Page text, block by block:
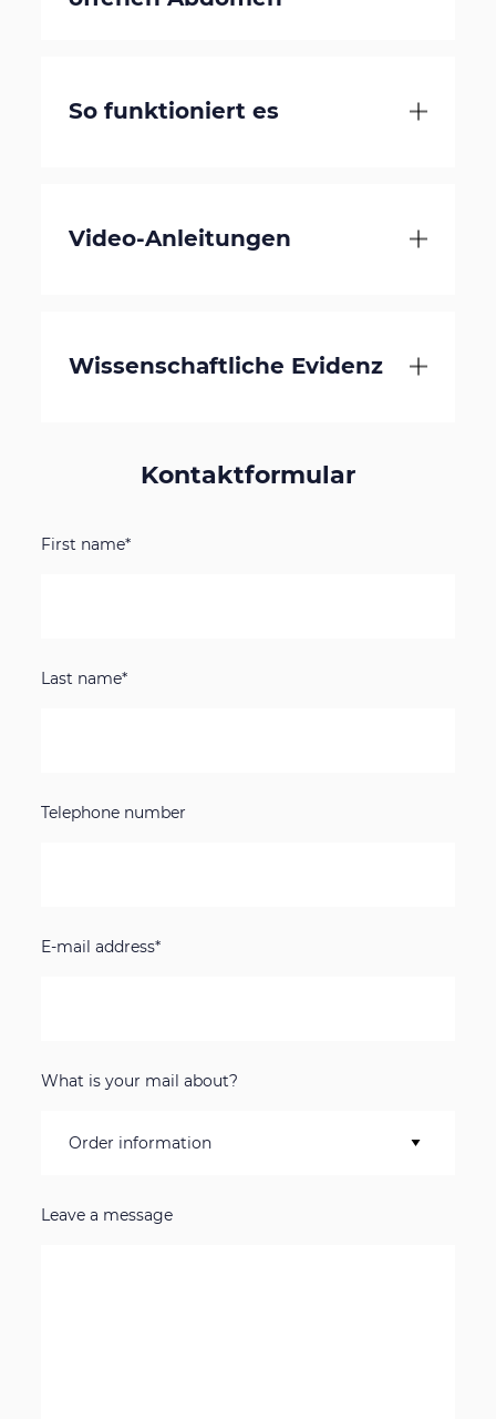
So funktioniert es
Video-Anleitungen
Wissenschaftliche Evidenz
Kontaktformular
First name*
Last name*
Telephone number
E-mail address*
What is your mail about?
Leave a message